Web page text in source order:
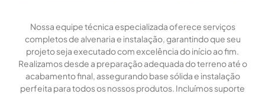
Nossa equipe técnica especializada oferece serviços
completos de alvenaria e instalação, garantindo que seu
projeto seja executado com excelência do início ao fim.
Realizamos desde a preparação adequada do terreno até o
acabamento final, assegurando base sólida e instalação
perfeita para todos os nossos produtos. Incluímos suporte